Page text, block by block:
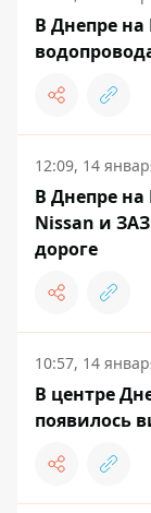
В Днепре на
12:09, 14
В Днепре
Nissan и
дороге
10:57, 14
В центре
появилось